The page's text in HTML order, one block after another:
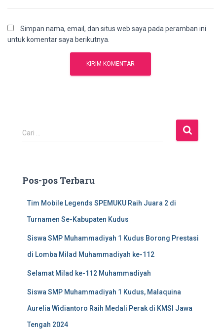
Simpan nama, email, dan situs web saya pada peramban ini
untuk komentar saya berikutnya.
C
a
n
Cari …
Pos-pos Terbaru
Tim Mobile Legends SPEMUKU Raih Juara 2 di
Turnamen Se-Kabupaten Kudus
Siswa SMP Muhammadiyah 1 Kudus Borong Prestasi
di Lomba Milad Muhammadiyah ke-112
Selamat Milad ke-112 Muhammadiyah
Siswa SMP Muhammadiyah 1 Kudus, Malaquina
Aurelia Widiantoro Raih Medali Perak di KMSI Jawa
Tengah 2024